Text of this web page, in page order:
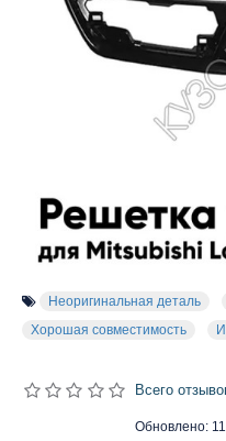
Неоригинальная деталь
Хорошая совместимость
Обновлено:
Всего